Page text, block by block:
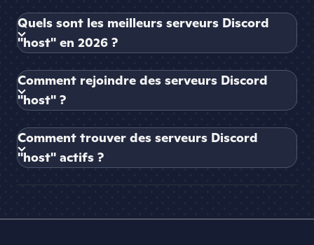
Quels sont les meilleurs serveurs Discord
"host" en 2026 ?
Comment rejoindre des serveurs Discord
"host" ?
Comment trouver des serveurs Discord
"host" actifs ?